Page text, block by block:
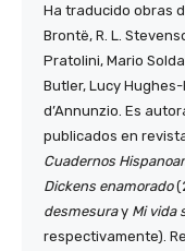
Ha traducido obras
Brontë, R. L.
Pratolini, Mario
Butler, Lucy
d’Annunzio. Es
publicados en
Cuadernos
Dickens enamorado
desmesuray Mi vida
respectivamente).